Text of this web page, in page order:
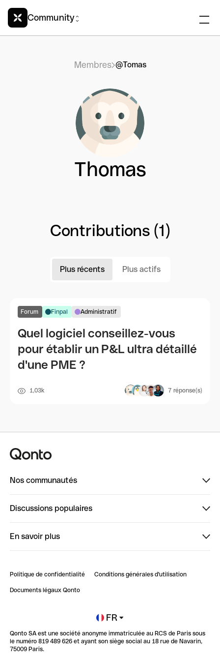
Community
Membres @Tomas
Thomas
Contributions (1)
Plus récents Plus actifs
Forum Finpal Administratif
Quel logiciel conseillez-vous
pour établir un P&L ultra détaillé
d'une PME ?
1,03k 7 réponse(s)
Nos communautés
ClubQonto
Discussions populaires
Impact de l'IA sur les carrières/productivité
En savoir plus
Blog
Newsroom
Glossaire finance
Politique de confidentialité Conditions générales d'utilisation
Documents légaux Qonto
FR
Qonto SA est une société anonyme immatriculée au RCS de Paris sous
le numéro 819 489 626 et ayant son siège social au 18 rue de Navarin,
75009 Paris.